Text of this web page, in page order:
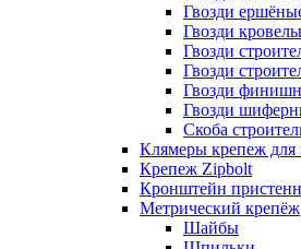
Гвозди
Гвозди
Гвозди
Гвозди
Гвозди
Гвозди
Скоба
Клямеры крепеж для
Крепеж Zipbolt
Кронштейн
Метрический крепёж
Шайбы